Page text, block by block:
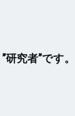
究者”です。